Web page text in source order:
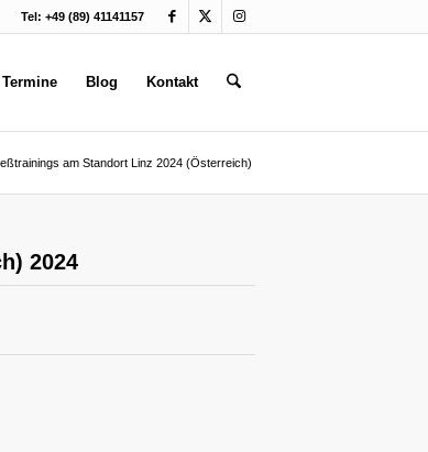
Tel: +49 (89) 41141157
Termine Blog Kontakt
am Standort Linz 2024 (Österreich)
2024